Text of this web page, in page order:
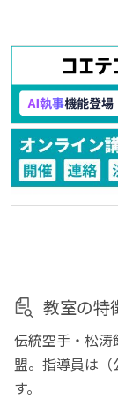
教室の特
伝統空手・松涛
盟。指導員は
す。